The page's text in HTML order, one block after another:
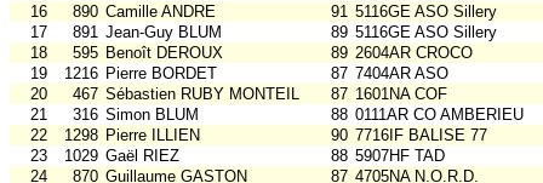
16
890 Camille ANDRE 91 5116GE ASO Sillery
17
891 Jean-Guy BLUM 89 5116GE ASO Sillery
18
595 Benoît DEROUX 89 2604AR CROCO
19
1216 Pierre BORDET 87 7404AR ASO
20
467 Sébastien RUBY MONTEIL 87 1601NA COF
21
316 Simon BLUM 88 0111AR CO AMBERIEU
22
1298 Pierre ILLIEN 90 7716IF BALISE 77
23
1029 Gaël RIEZ 88 5907HF TAD
24
870 Guillaume GASTON 87 4705NA N.O.R.D.